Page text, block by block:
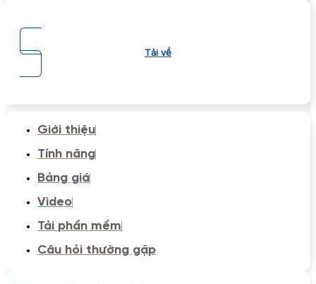
Tải về
Giới thiệu
Tính năng
Bảng giá
Video
Tải phần mềm
Câu hỏi thường gặp